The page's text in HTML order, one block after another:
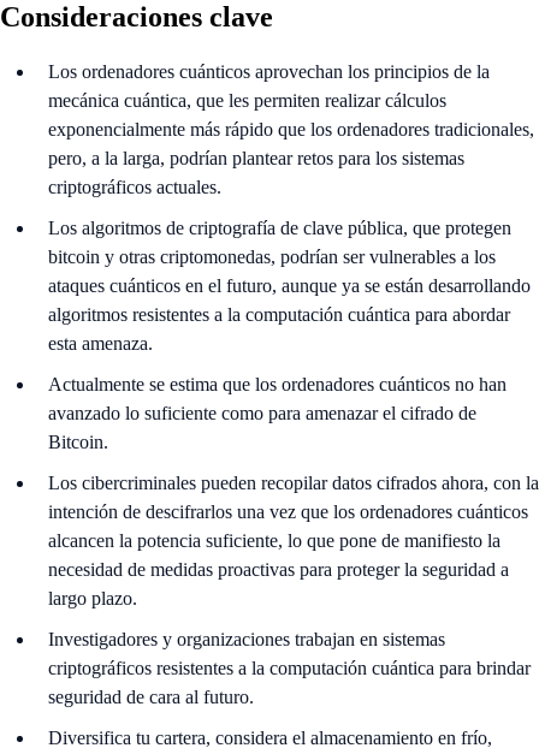
Consideraciones clave
Los ordenadores cuánticos aprovechan los principios de la
mecánica cuántica, que les permiten realizar cálculos
exponencialmente más rápido que los ordenadores tradicionales,
pero, a la larga, podrían plantear retos para los sistemas
criptográficos actuales.
Los algoritmos de criptografía de clave pública, que protegen
bitcoin y otras criptomonedas, podrían ser vulnerables a los
ataques cuánticos en el futuro, aunque ya se están desarrollando
algoritmos resistentes a la computación cuántica para abordar
esta amenaza.
Actualmente se estima que los ordenadores cuánticos no han
avanzado lo suficiente como para amenazar el cifrado de
Bitcoin.
Los cibercriminales pueden recopilar datos cifrados ahora, con la
intención de descifrarlos una vez que los ordenadores cuánticos
alcancen la potencia suficiente, lo que pone de manifiesto la
necesidad de medidas proactivas para proteger la seguridad a
largo plazo.
Investigadores y organizaciones trabajan en sistemas
criptográficos resistentes a la computación cuántica para brindar
seguridad de cara al futuro.
Diversifica tu cartera, considera el almacenamiento en frío,